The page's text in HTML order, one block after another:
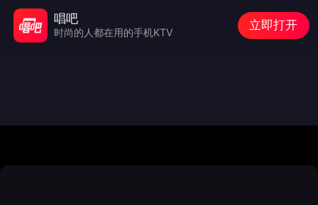
唱吧
时尚的人都在用的手机KTV
立即打开